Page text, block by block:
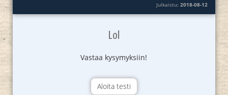
Julkaistu:2018-08-12
Lol
Vastaa kysymyksiin!
Aloita testi